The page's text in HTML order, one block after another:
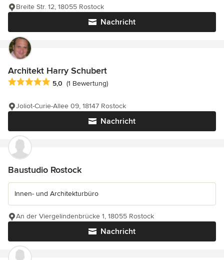
Nachricht
Breite Str. 12, 18055 Rostock
Architekt Harry Schubert
Durchschnittliche Bewertung: 5 von 5 Sternen
5,0 (1 Bewertung)
Nachricht
Joliot-Curie-Allee 09, 18147 Rostock
Baustudio Rostock
Innen- und Architekturbüro
Nachricht
An der Viergelindenbrücke 1, 18055 Rostock